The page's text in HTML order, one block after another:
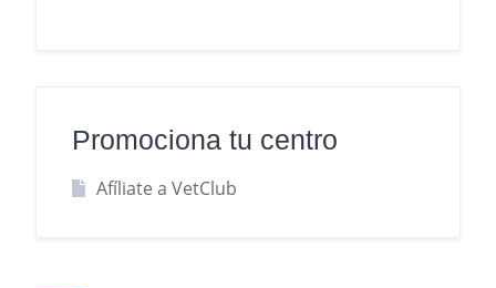
Promociona tu centro
Afíliate a VetClub